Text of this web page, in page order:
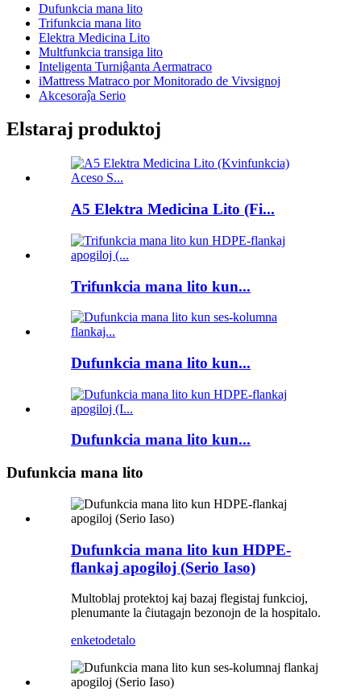
Dufunkcia mana lito
Trifunkcia mana lito
Elektra Medicina Lito
Multfunkcia transiga lito
Inteligenta Turniĝanta Aermatraco
iMattress Matraco por Monitorado de Vivsignoj
Akcesoraĵa Serio
Elstaraj produktoj
A5 Elektra Medicina Lito (Fi...
Trifunkcia mana lito kun...
Dufunkcia mana lito kun...
Dufunkcia mana lito kun...
Dufunkcia mana lito
Dufunkcia mana lito kun HDPE-
flankaj apogiloj (Serio Iaso)
Multoblaj protektoj kaj bazaj flegistaj funkcioj,
plenumante la ĉiutagajn bezonojn de la hospitalo.
enketodetalo